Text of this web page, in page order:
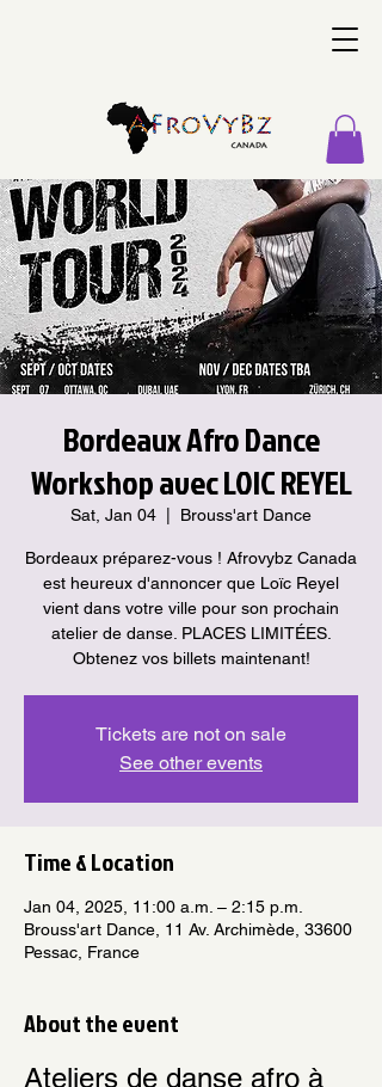
Bordeaux Afro Dance
Workshop avec LOIC REYEL
Sat, Jan 04 Brouss'art Dance
Bordeaux préparez-vous ! Afrovybz Canada
est heureux d'annoncer que Loïc Reyel
vient dans votre ville pour son prochain
atelier de danse. PLACES LIMITÉES.
Obtenez vos billets maintenant!
Tickets are not on sale
See other events
Time & Location
Jan 04, 2025, 11:00 a.m. – 2:15 p.m.
Brouss'art Dance, 11 Av. Archimède, 33600
Pessac, France
About the event
Ateliers de danse afro à